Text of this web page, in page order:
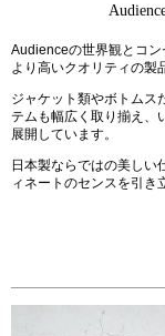
Audienceの世界観とコ
より高いクオリティの製
ジャケット類やボトムス
テムも幅広く取り揃え、
展開しています。
日本製ならではの美しい
ィネートのセンスを引き